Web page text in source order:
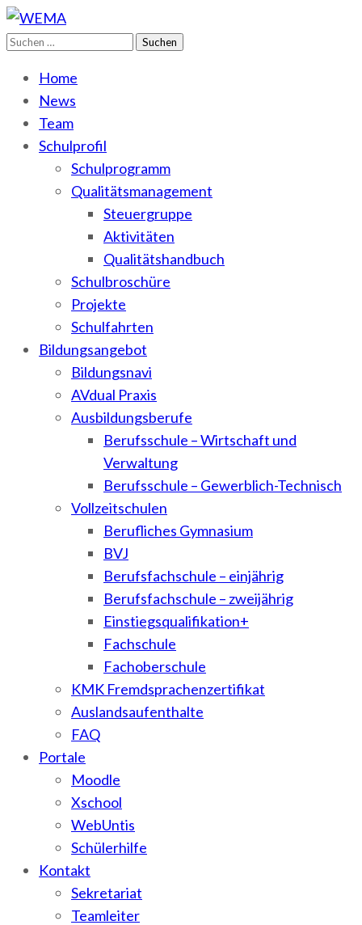
WEMA
BbS I des Salzlandkreises
Suchen
Home
News
Team
Schulprofil
Schulprogramm
Qualitätsmanagement
Steuergruppe
Aktivitäten
Qualitätshandbuch
Schulbroschüre
Projekte
Schulfahrten
Bildungsangebot
Bildungsnavi
AVdual Praxis
Ausbildungsberufe
Berufsschule – Wirtschaft und
Verwaltung
Berufsschule – Gewerblich-Technisch
Vollzeitschulen
Berufliches Gymnasium
BVJ
Berufsfachschule – einjährig
Berufsfachschule – zweijährig
Einstiegsqualifikation+
Fachschule
Fachoberschule
KMK Fremdsprachenzertifikat
Auslandsaufenthalte
FAQ
Portale
Moodle
Xschool
WebUntis
Schülerhilfe
Kontakt
Sekretariat
Teamleiter